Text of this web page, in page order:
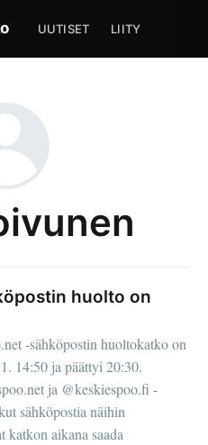
UUTISET LIITY
huolto on
-sähköpostin huoltokatko on
14:50 ja päättyi 20:30.
ja @keskiespoo.fi -
sähköpostia näihin
katkon aikana saada